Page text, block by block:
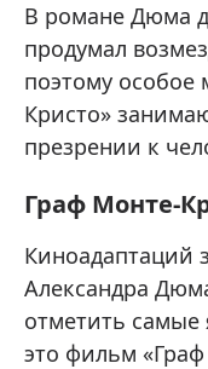
В романе Дюма
продумал
поэтому особое
Кристо»
презрении к
Граф Монте-
Киноадаптаций
Александра
отметить
это фильм